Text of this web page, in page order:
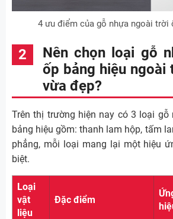
4 ưu điểm của gỗ nhựa ngoài trời
Nên chọn loại gỗ
ốp bảng hiệu ngoài
vừa đẹp?
Trên thị trường hiện nay có 3 loại gỗ
bảng hiệu gồm: thanh lam hộp, tấm
phẳng, mỗi loại mang lại một hiệu
biệt.
Loại
vật
liệu
Đặc điểm